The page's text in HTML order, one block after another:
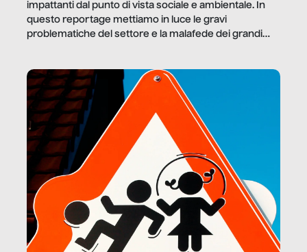
impattanti dal punto di vista sociale e ambientale. In
questo reportage mettiamo in luce le gravi
problematiche del settore e la malafede dei grandi